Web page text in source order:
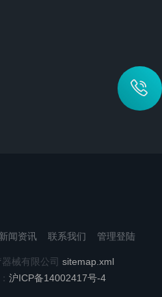
新闻资讯 联系我们 管理登陆
械有限公司 sitemap.xml
沪ICP备14002417号-4